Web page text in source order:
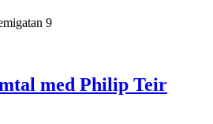
9
med Philip Teir